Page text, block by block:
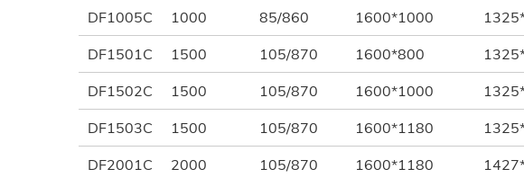
DF1005C 1000 85/860 1600*1000
DF1501C 1500 105/870 1600*800
DF1502C 1500 105/870 1600*1000
DF1503C 1500 105/870 1600*1180
DF2001C 2000 105/870 1600*1180